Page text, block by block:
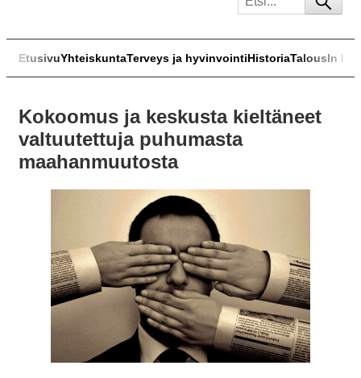
EtusivuYhteiskuntaTerveys ja hyvinvointiHistoriaTalousIn
Kokoomus ja keskusta kieltäneet
valtuutettuja puhumasta
maahanmuutosta